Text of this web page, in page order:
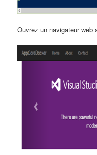
Ouvrez un navigateur web